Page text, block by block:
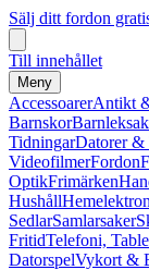
Sälj ditt fordon
Till innehållet
Meny
AccessoarerAntikt
Barnskor
TidningarDatorer &
VideofilmerFordon
OptikFrimärken
Hushåll
SedlarSamlarsaker
FritidTelefoni,
DatorspelVykort &